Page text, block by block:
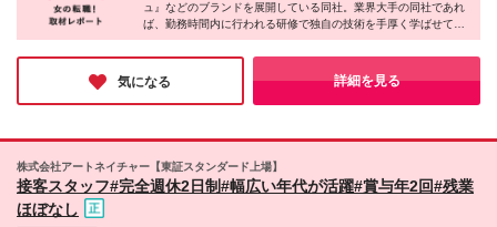
ります ※職種経験に応じて優遇あり ※入社後5ヶ月間
は契約社員となります。給与・待遇に差異なし ※残業
もしくは年2回支給（ライフスタイルに応じて、毎月
の収入を増やすか、年2回の楽しみにするか選んでい
30万円 〈3〉特別賞与：年1回（ピアスグループの業
績状況により支給）※直近支給実績：15万円 ≪昇給
ュ』などのブランドを展開している同社。業界大手の同社であれ
ば、勤務時間内に行われる研修で独自の技術を手厚く学ばせても
らえるだけでなく、モニター集めや店舗の集客活動もすべて本社
任せでOK。加えて、多彩なキャリアパスの可能性もあるなど、
美容業界で無理なく腰を据えて働ける環境だと感じました。
気になる 詳細を見る
株式会社アートネイチャー【東証スタンダード上場】
接客スタッフ#完全週休2日制#幅広い年代が活躍#賞与年2回#残業
ほぼなし